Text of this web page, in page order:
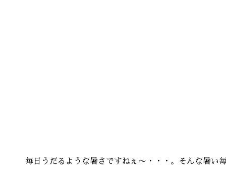
毎日うだるような暑さですねぇ〜・・・。そんな暑い